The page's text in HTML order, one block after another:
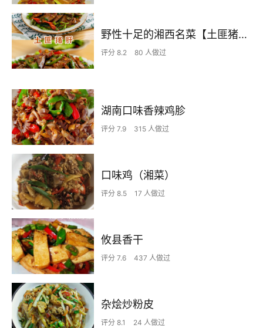
野性十足的湘西名菜【土匪猪肝】，吃它一定要备足米饭！
评分 8.2 80 人做过
湖南口味香辣鸡胗
评分 7.9 315 人做过
口味鸡（湘菜）
评分 8.5 17 人做过
攸县香干
评分 7.6 437 人做过
杂烩炒粉皮
评分 8.1 24 人做过